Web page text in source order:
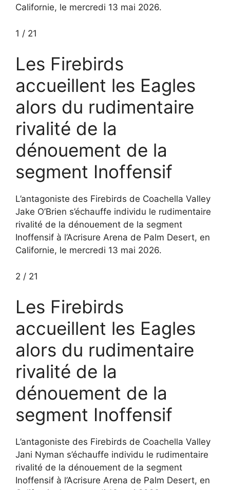
Californie, le mercredi 13 mai 2026.
1 / 21
Les Firebirds
accueillent les Eagles
alors du rudimentaire
rivalité de la
dénouement de la
segment Inoffensif
L’antagoniste des Firebirds de Coachella Valley
Jake O’Brien s’échauffe individu le rudimentaire
rivalité de la dénouement de la segment
Inoffensif à l’Acrisure Arena de Palm Desert, en
Californie, le mercredi 13 mai 2026.
2 / 21
Les Firebirds
accueillent les Eagles
alors du rudimentaire
rivalité de la
dénouement de la
segment Inoffensif
L’antagoniste des Firebirds de Coachella Valley
Jani Nyman s’échauffe individu le rudimentaire
rivalité de la dénouement de la segment
Inoffensif à l’Acrisure Arena de Palm Desert, en